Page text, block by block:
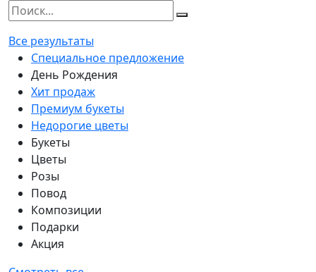
Все результаты
Специальное предложение
День Рождения
Хит продаж
Премиум букеты
Недорогие цветы
Букеты
Цветы
Розы
Повод
Композиции
Подарки
Акция